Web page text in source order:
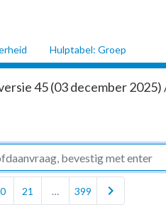
Hulptabel: Groep
45 (03 december
21 … 399 chevron_right